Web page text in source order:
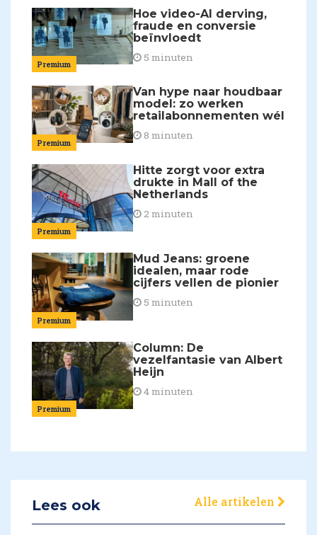
Premium
Hoe video-AI derving,
fraude en conversie
beïnvloedt
5 minuten
Premium
Van hype naar houdbaar
model: zo werken
retailabonnementen wél
8 minuten
Premium
Hitte zorgt voor extra
drukte in Mall of the
Netherlands
2 minuten
Premium
Mud Jeans: groene
idealen, maar rode
cijfers vellen de pionier
5 minuten
Premium
Column: De
vezelfantasie van Albert
Heijn
4 minuten
Lees ook Alle artikelen